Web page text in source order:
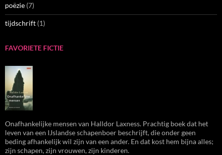
poëzie (7)
tijdschrift (1)
FAVORIETE FICTIE
Onafhankelijke mensen van Halldor Laxness. Prachtig boek dat het
leven van een IJslandse schapenboer beschrijft, die onder geen
beding afhankelijk wil zijn van een ander. En dat kost hem bijna alles;
zijn schapen, zijn vrouwen, zijn kinderen.